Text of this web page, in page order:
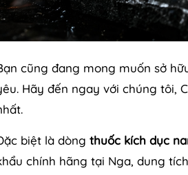
cũng đang mong muốn sở
Hãy đến ngay với chúng tôi,
biệt là dòng thuốc kích dục
chính hãng tại Nga, dung